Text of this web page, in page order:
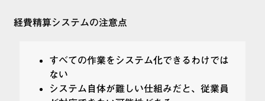
経費精算システムの注意点
すべての作業をシステム化できるわけでは
ない
システム自体が難しい仕組みだと、従業員